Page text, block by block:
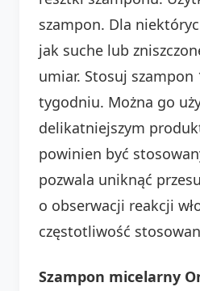
szampon. Dla
jak suche lub
umiar. Stosuj szampon
tygodniu. Można go
delikatniejszym
powinien być
pozwala uniknąć
o obserwacji reakcji
częstotliwość
Szampon micelarny